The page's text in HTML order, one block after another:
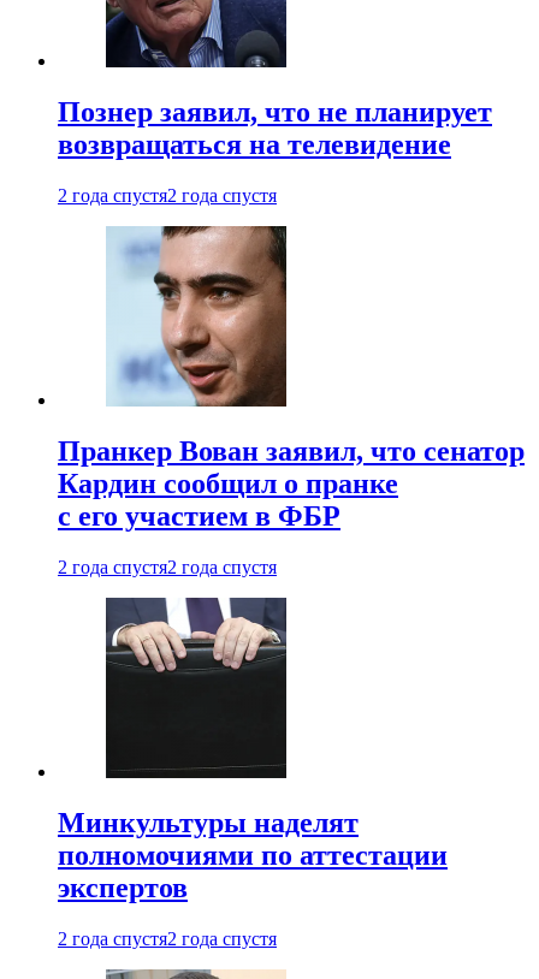
Познер заявил, что не планирует
возвращаться на телевидение
2 года спустя2 года спустя
Пранкер Вован заявил, что сенатор
Кардин сообщил о пранке
с его участием в ФБР
2 года спустя2 года спустя
Минкультуры наделят
полномочиями по аттестации
экспертов
2 года спустя2 года спустя